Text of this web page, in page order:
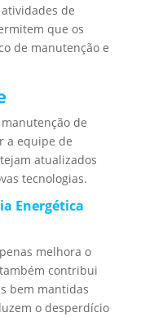
de
que os
de manutenção e
de
a equipe de
atualizados
tecnologias.
Energética
melhora o
contribui
bem mantidas
o desperdício